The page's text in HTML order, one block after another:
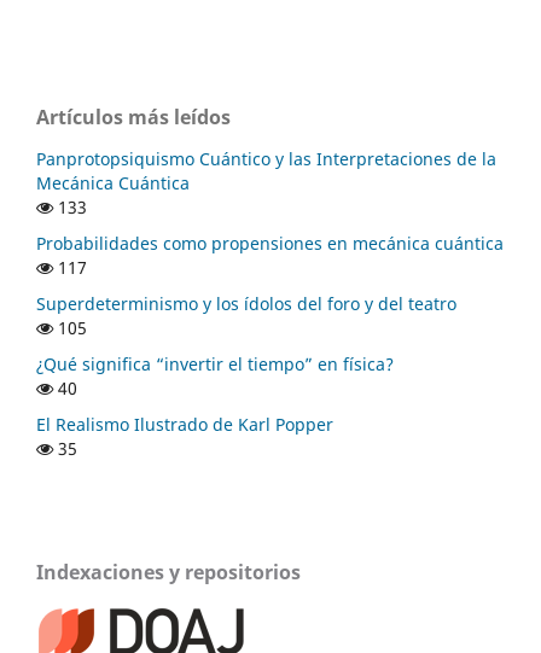
Artículos más leídos
Panprotopsiquismo Cuántico y las Interpretaciones de la
Mecánica Cuántica
133
Probabilidades como propensiones en mecánica cuántica
117
Superdeterminismo y los ídolos del foro y del teatro
105
¿Qué significa “invertir el tiempo” en física?
40
El Realismo Ilustrado de Karl Popper
35
Indexaciones y repositorios